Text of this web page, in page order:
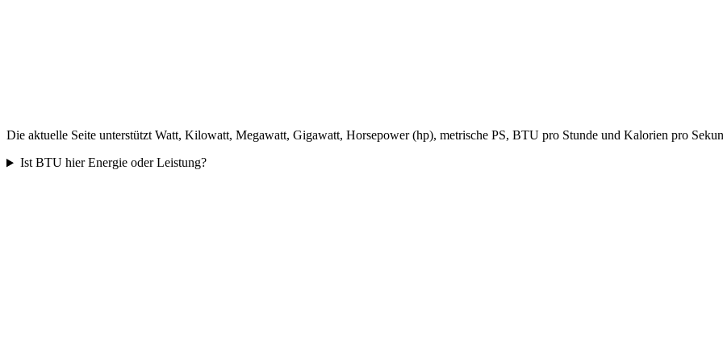
Die aktuelle Seite unterstützt Watt, Kilowatt, Megawatt, Gigawatt, Horsepower (hp), metrische PS, BTU pro Stunde und Kalorien pro
Ist BTU hier Energie oder Leistung?